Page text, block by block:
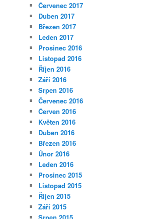
Červenec 2017
Duben 2017
Březen 2017
Leden 2017
Prosinec 2016
Listopad 2016
Říjen 2016
Září 2016
Srpen 2016
Červenec 2016
Červen 2016
Květen 2016
Duben 2016
Březen 2016
Únor 2016
Leden 2016
Prosinec 2015
Listopad 2015
Říjen 2015
Září 2015